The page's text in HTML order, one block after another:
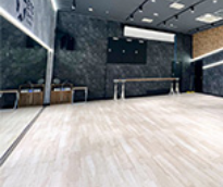
「EXPG ENTERTAINMENT
したい」という想いから、LDH